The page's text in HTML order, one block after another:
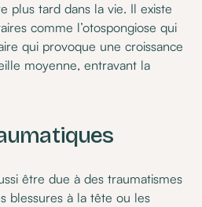
plus tard dans la vie. Il existe
comme l’otospongiose qui
qui provoque une croissance
moyenne, entravant la
être due à des traumatismes
blessures à la tête ou les